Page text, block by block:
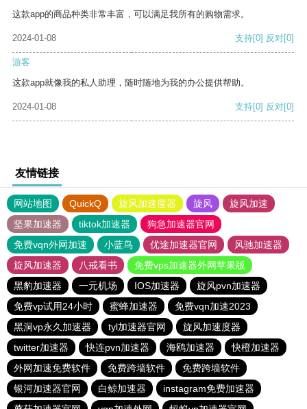
这款app的商品种类非常丰富，可以满足我所有的购物需求。
2024-01-08 支持[0] 反对[0]
游客
这款app就像我的私人助理，随时随地为我的办公提供帮助。
2024-01-08 支持[0] 反对[0]
友情链接
网站地图 QuickQ 旋风加速度器 旋风
旋风加速
坚果加速器
tiktok加速器
狗急加速器官网
免费vqn外网加速
小蓝鸟 优途加速器官网
风驰加速器
旋风加速器
八戒看书
免费vps加速器外网苹果版
黑豹加速器
一元机场 IOS加速器
旋风pvn加速器
免费vp试用24小时
蜜蜂加速器
免费vqn加速2023
黑洞vp永久加速器
tyl加速器官网
旋风加速度器
twitter加速器
快连pvn加速器 海鸥加速器
快橙加速器
外网加速免费软件
免费跨墙软件
免费跨墙软件
银河加速器官网
白鲸加速器
instagram免费加速器